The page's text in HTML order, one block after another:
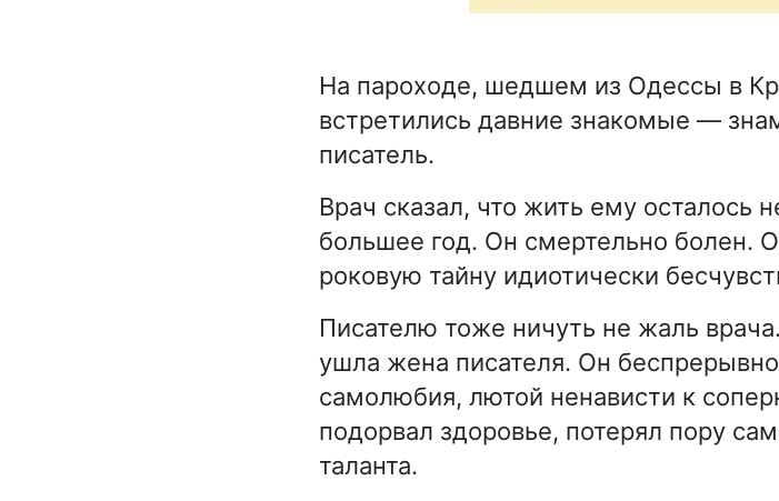
На пароходе, шедшем из Одессы в
встретились давние знакомые —
писатель.
Врач сказал, что жить ему осталось
большее год. Он смертельно болен.
роковую тайну идиотически
Писателю тоже ничуть не жаль
ушла жена писателя. Он
самолюбия, лютой ненависти к
подорвал здоровье, потерял пору
таланта.